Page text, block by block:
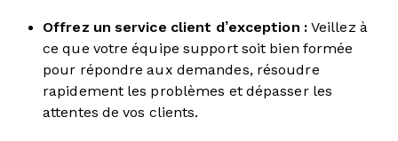
Offrez un service client d’exception :Veillez à
ce que votre équipe support soit bien formée
pour répondre aux demandes, résoudre
rapidement les problèmes et dépasser les
attentes de vos clients.